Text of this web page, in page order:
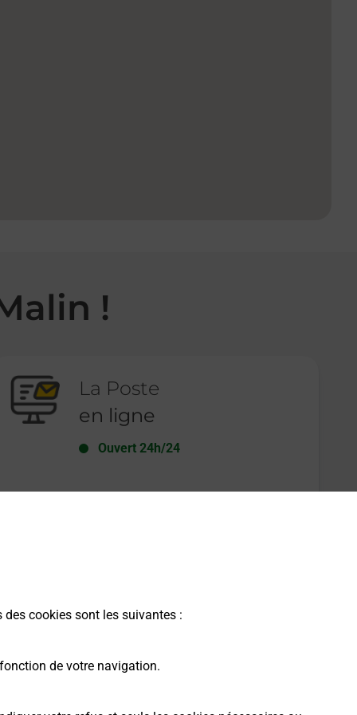
cookies sont les suivantes :
de votre navigation.
!
La Poste
en ligne
Ouvert 24h/24